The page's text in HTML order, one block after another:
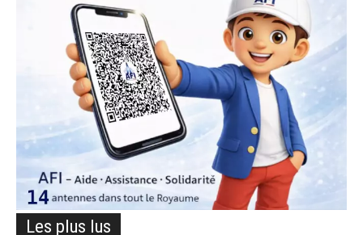
Les plus lus